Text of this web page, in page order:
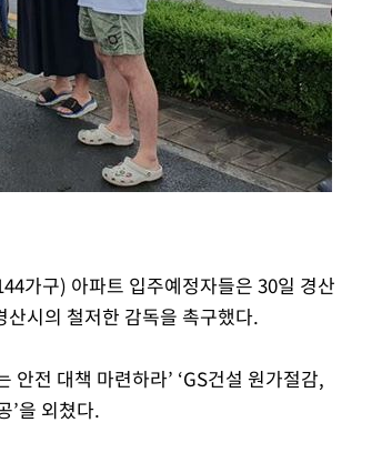
가구) 아파트 입주예정자들은 30일 경산
시의 철저한 감독을 촉구했다.
안전 대책 마련하라’ ‘GS건설 원가절감,
’을 외쳤다.